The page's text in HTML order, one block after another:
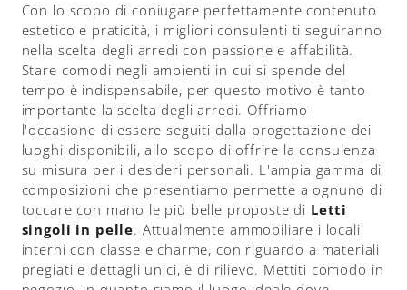
Con lo scopo di coniugare perfettamente contenuto
estetico e praticità, i migliori consulenti ti seguiranno
nella scelta degli arredi con passione e affabilità.
Stare comodi negli ambienti in cui si spende del
tempo è indispensabile, per questo motivo è tanto
importante la scelta degli arredi. Offriamo
l'occasione di essere seguiti dalla progettazione dei
luoghi disponibili, allo scopo di offrire la consulenza
su misura per i desideri personali. L'ampia gamma di
composizioni che presentiamo permette a ognuno di
toccare con mano le più belle proposte di Letti
singoli in pelle. Attualmente ammobiliare i locali
interni con classe e charme, con riguardo a materiali
pregiati e dettagli unici, è di rilievo. Mettiti comodo in